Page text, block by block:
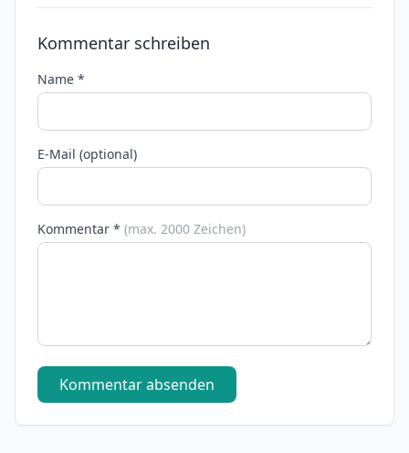
Kommentar schreiben
Name *
E-Mail (optional)
Kommentar * (max. 2000 Zeichen)
Kommentar absenden